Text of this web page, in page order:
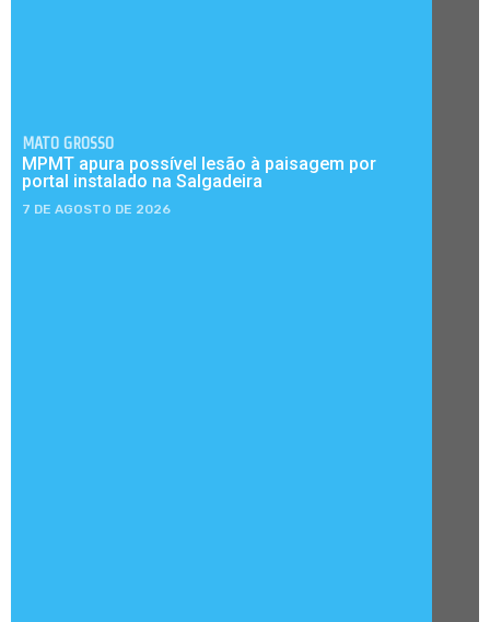
MATO GROSSO
MPMT apura possível lesão à paisagem por
portal instalado na Salgadeira
7 DE AGOSTO DE 2026